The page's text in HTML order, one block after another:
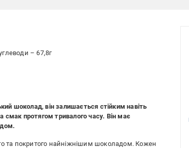
– 67,8г
шоколад, він залишається стійким навіть
смак протягом тривалого часу. Він має
та покритого найніжнішим шоколадом. Кожен